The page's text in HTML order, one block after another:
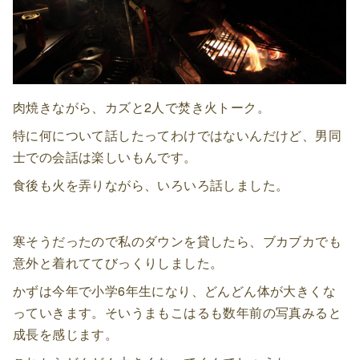
肉焼きながら、カズと2人で焚き火トーク。
特に何について話したってわけではないんだけど、男同
士での会話は楽しいもんです。
食後も火を弄りながら、いろいろ話しました。
寒そうだったので私のダウンを貸したら、ブカブカでも
意外と着れててびっくりしました。
かずは今年で小学6年生になり、どんどん体が大きくな
っていきます。そいうまもこはるも数年前の写真みると
成長を感じます。